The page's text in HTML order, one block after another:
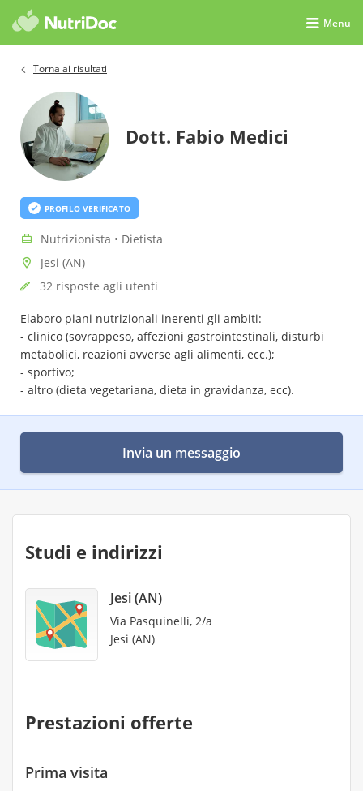
Menu
Torna ai risultati
Dott. Fabio Medici
PROFILO VERIFICATO
Nutrizionista • Dietista
Jesi (AN)
32 risposte agli utenti
Elaboro piani nutrizionali inerenti gli ambiti:
- clinico (sovrappeso, affezioni gastrointestinali, disturbi
metabolici, reazioni avverse agli alimenti, ecc.);
- sportivo;
- altro (dieta vegetariana, dieta in gravidanza, ecc).
Invia un messaggio
Studi e indirizzi
Jesi (AN)
Via Pasquinelli, 2/a
Jesi (AN)
Prestazioni offerte
Prima visita